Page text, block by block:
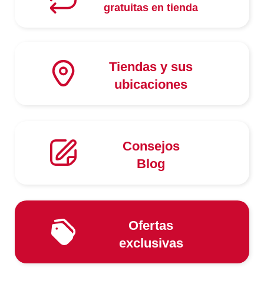
gratuitas en tienda
Tiendas y sus
ubicaciones
Consejos
Blog
Ofertas
exclusivas